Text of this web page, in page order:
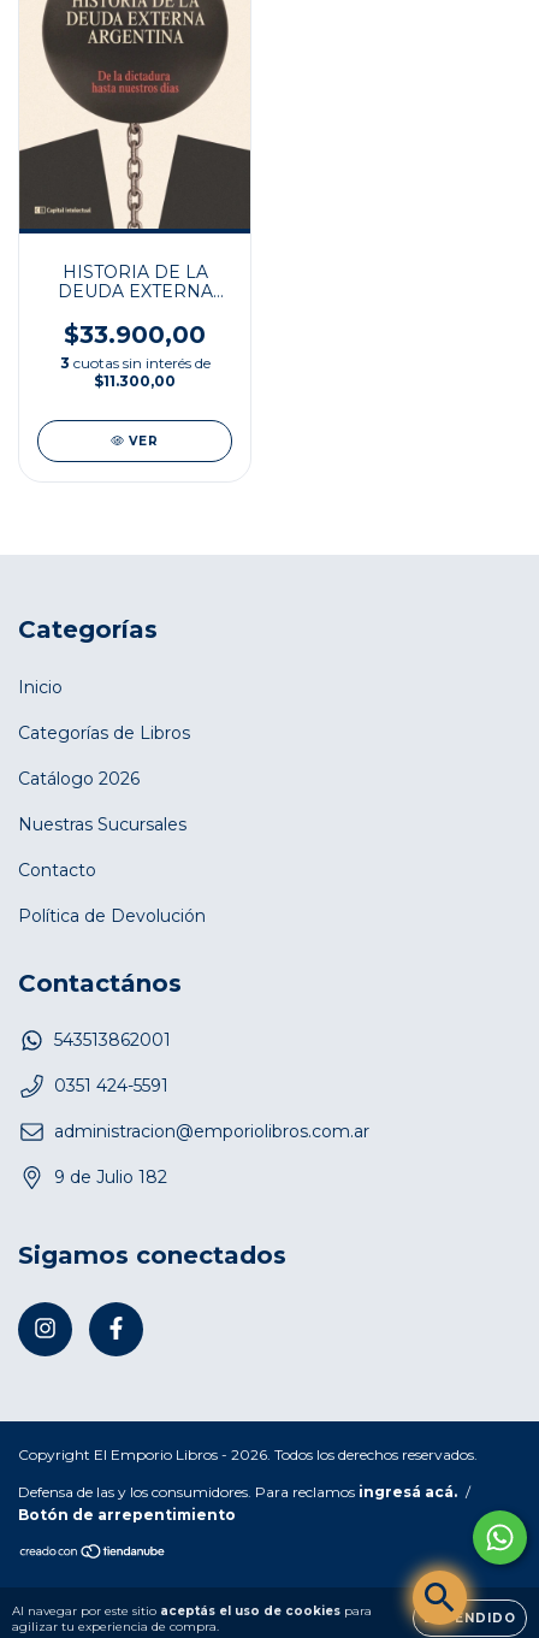
Al navegar por este sitio aceptás el uso de cookies para
agilizar tu experiencia de compra.
ENTENDIDO
HISTORIA DE LA
DEUDA EXTERNA
$33.900,00
3 cuotas sin interés de
$11.300,00
VER
Categorías
Inicio
Categorías de Libros
Catálogo 2026
Nuestras Sucursales
Contacto
Política de Devolución
Contactános
543513862001
0351 424-5591
administracion@emporiolibros.com.ar
9 de Julio 182
Sigamos conectados
Copyright El Emporio Libros - 2026. Todos los derechos reservados.
Defensa de las y los consumidores. Para reclamos ingresá acá. /
Botón de arrepentimiento